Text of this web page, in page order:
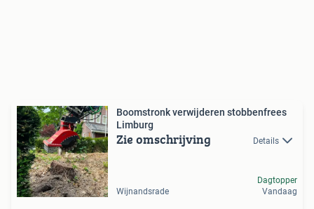
Boomstronk verwijderen stobbenfrees
Limburg
Zie omschrijving Details
Wijnandsrade
Dagtopper
Vandaag